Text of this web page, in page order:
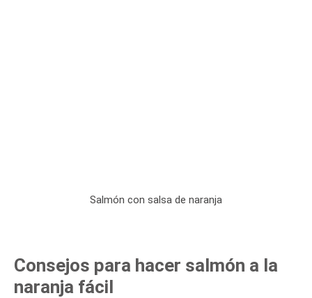
Salmón con salsa de naranja
Consejos para hacer salmón a la
naranja fácil